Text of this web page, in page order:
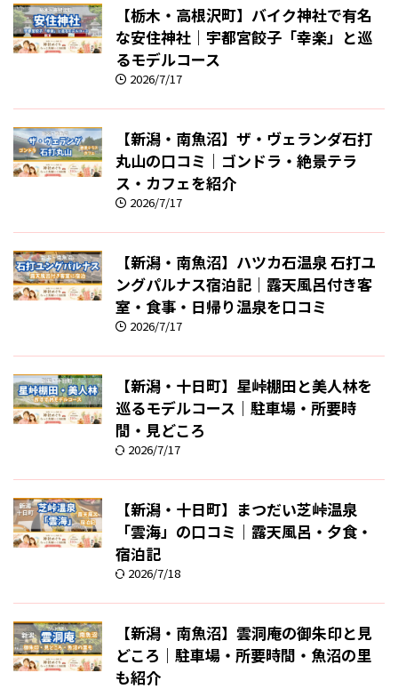
【栃木・高根沢町】バイク神社で有名
な安住神社｜宇都宮餃子「幸楽」と巡
るモデルコース
2026/7/17
【新潟・南魚沼】ザ・ヴェランダ石打
丸山の口コミ｜ゴンドラ・絶景テラ
ス・カフェを紹介
2026/7/17
【新潟・南魚沼】ハツカ石温泉 石打ユ
ングパルナス宿泊記｜露天風呂付き客
室・食事・日帰り温泉を口コミ
2026/7/17
【新潟・十日町】星峠棚田と美人林を
巡るモデルコース｜駐車場・所要時
間・見どころ
2026/7/17
【新潟・十日町】まつだい芝峠温泉
「雲海」の口コミ｜露天風呂・夕食・
宿泊記
2026/7/18
【新潟・南魚沼】雲洞庵の御朱印と見
どころ｜駐車場・所要時間・魚沼の里
も紹介